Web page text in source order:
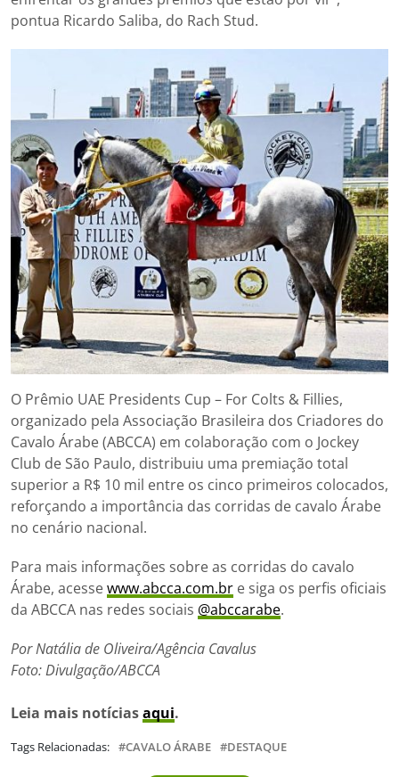
pontua Ricardo Saliba, do Rach Stud.
O Prêmio UAE Presidents Cup – For Colts & Fillies,
organizado pela Associação Brasileira dos Criadores do
Cavalo Árabe (ABCCA) em colaboração com o Jockey
Club de São Paulo, distribuiu uma premiação total
superior a R$ 10 mil entre os cinco primeiros colocados,
reforçando a importância das corridas de cavalo Árabe
no cenário nacional.
Para mais informações sobre as corridas do cavalo
Árabe, acessewww.abcca.com.br e siga os perfis oficiais
da ABCCA nas redes sociais @abccarabe.
Por Natália de Oliveira/Agência Cavalus
Foto: Divulgação/ABCCA
Leia mais notíciasaqui.
Tags Relacionadas: CAVALO ÁRABE DESTAQUE